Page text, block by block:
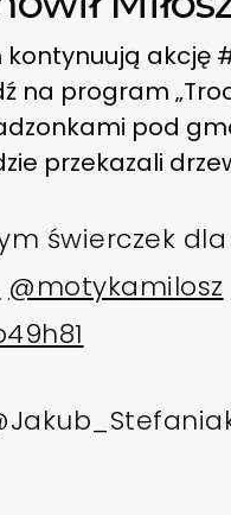
akcję
na program
pod
przekazali
świerczek
@motykamilosz